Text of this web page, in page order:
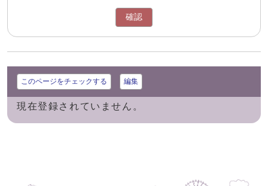
確認
このページをチェックする 編集
現在登録されていません。